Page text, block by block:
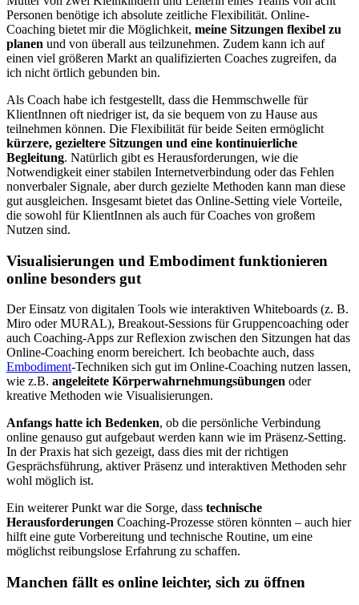
Personen benötige ich absolute zeitliche Flexibilität. Online-
Coaching bietet mir die Möglichkeit, meine Sitzungen flexibel zu
planen und von überall aus teilzunehmen. Zudem kann ich auf
einen viel größeren Markt an qualifizierten Coaches zugreifen, da
ich nicht örtlich gebunden bin.
Als Coach habe ich festgestellt, dass die Hemmschwelle für
KlientInnen oft niedriger ist, da sie bequem von zu Hause aus
teilnehmen können. Die Flexibilität für beide Seiten ermöglicht
kürzere, gezieltere Sitzungen und eine kontinuierliche
Begleitung. Natürlich gibt es Herausforderungen, wie die
Notwendigkeit einer stabilen Internetverbindung oder das Fehlen
nonverbaler Signale, aber durch gezielte Methoden kann man diese
gut ausgleichen. Insgesamt bietet das Online-Setting viele Vorteile,
die sowohl für KlientInnen als auch für Coaches von großem
Nutzen sind.
Visualisierungen und Embodiment funktionieren
online besonders gut
Der Einsatz von digitalen Tools wie interaktiven Whiteboards (z. B.
Miro oder MURAL), Breakout-Sessions für Gruppencoaching oder
auch Coaching-Apps zur Reflexion zwischen den Sitzungen hat das
Online-Coaching enorm bereichert. Ich beobachte auch, dass
Embodiment-Techniken sich gut im Online-Coaching nutzen lassen,
wie z.B. angeleitete Körperwahrnehmungsübungen oder
kreative Methoden wie Visualisierungen.
Anfangs hatte ich Bedenken, ob die persönliche Verbindung
online genauso gut aufgebaut werden kann wie im Präsenz-Setting.
In der Praxis hat sich gezeigt, dass dies mit der richtigen
Gesprächsführung, aktiver Präsenz und interaktiven Methoden sehr
wohl möglich ist.
Ein weiterer Punkt war die Sorge, dass technische
Herausforderungen Coaching-Prozesse stören könnten – auch hier
hilft eine gute Vorbereitung und technische Routine, um eine
möglichst reibungslose Erfahrung zu schaffen.
Manchen fällt es online leichter, sich zu öffnen